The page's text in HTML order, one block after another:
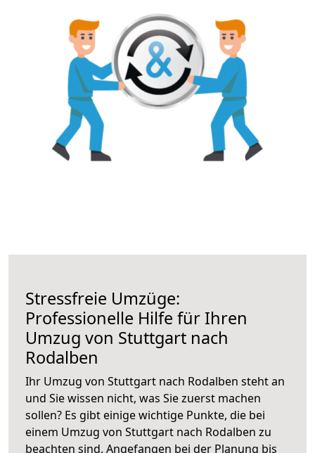
Stressfreie Umzüge:
Professionelle Hilfe für Ihren
Umzug von Stuttgart nach
Rodalben
Ihr Umzug von Stuttgart nach Rodalben steht an
und Sie wissen nicht, was Sie zuerst machen
sollen? Es gibt einige wichtige Punkte, die bei
einem Umzug von Stuttgart nach Rodalben zu
beachten sind. Angefangen bei der Planung bis